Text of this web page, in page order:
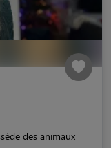
des animaux